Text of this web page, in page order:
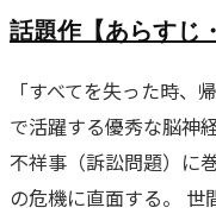
話題作【あらすじ
「すべてを失った時、
で活躍する優秀な脳神
不祥事（訴訟問題）に
の危機に直面する。 世